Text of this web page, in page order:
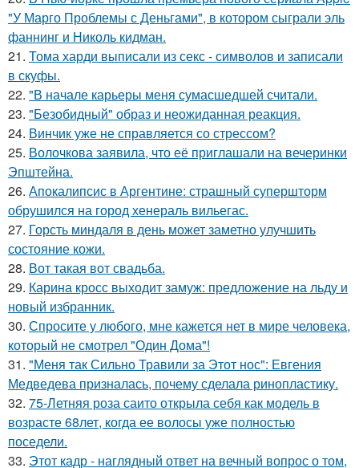
"У Марго Проблемы с Деньгами", в котором сыграли эль
фаннинг и Николь кидман.
21. Тома харди выписали из секс - символов и записали
в скуфы.
22. "В начале карьеры меня сумасшедшей считали.
23. "Безобидный" образ и неожиданная реакция.
24. Винчик уже не справляется со стрессом?
25. Волочкова заявила, что её приглашали на вечеринки
Эпштейна.
26. Апокалипсис в Аргентине: страшный супершторм
обрушился на город хенераль вильегас.
27. Горсть миндаля в день может заметно улучшить
состояние кожи.
28. Вот такая вот свадьба.
29. Карина кросс выходит замуж: предложение на льду и
новый избранник.
30. Спросите у любого, мне кажется нет в мире человека,
который не смотрел "Один Дома"!
31. "Меня так Сильно Травили за Этот нос": Евгения
Медведева призналась, почему сделала ринопластику.
32. 75-Летняя роза саито открыла себя как модель в
возрасте 68лет, когда ее волосы уже полностью
поседели.
33. Этот кадр - наглядный ответ на вечный вопрос о том,